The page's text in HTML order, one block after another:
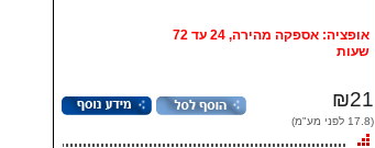
אופציה: אספקה מהירה, 24 עד 72
שעות
₪21
(17.8 לפני מע"מ)